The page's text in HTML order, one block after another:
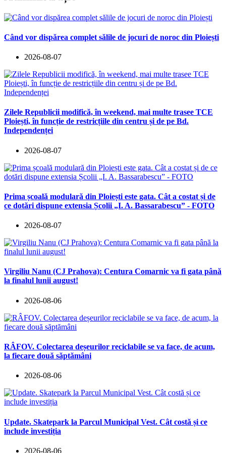
Când vor dispărea complet sălile de jocuri de noroc din Ploiești
2026-08-07
Zilele Republicii modifică, în weekend, mai multe trasee TCE
Ploiești, în funcție de restricțiile din centru și de pe Bd.
Independenței
2026-08-07
Prima școală modulară din Ploiești este gata. Cât a costat și de
ce dotări dispune extensia Școlii „I. A. Bassarabescu” - FOTO
2026-08-07
Virgiliu Nanu (CJ Prahova): Centura Comarnic va fi gata până
la finalul lunii august!
2026-08-06
RÂFOV. Colectarea deșeurilor reciclabile se va face, de acum,
la fiecare două săptămâni
2026-08-06
Update. Skatepark la Parcul Municipal Vest. Cât costă și ce
include investiția
2026-08-06